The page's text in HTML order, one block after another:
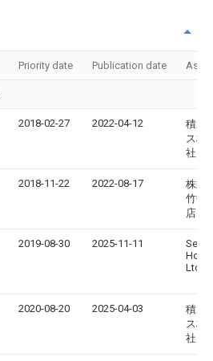
Priority date Publication date
2018-02-27 2022-04-12
積水
ス株
社
2018-11-22 2022-08-17
株式
竹中
店
2019-08-30 2025-11-11
Ltd.
2020-08-20 2025-04-03
積水
ス株
社